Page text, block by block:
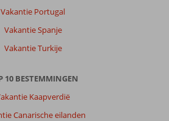
Vakantie Portugal
Vakantie Spanje
Vakantie Turkije
10 BESTEMMINGEN
Kaapverdië
Canarische eilanden